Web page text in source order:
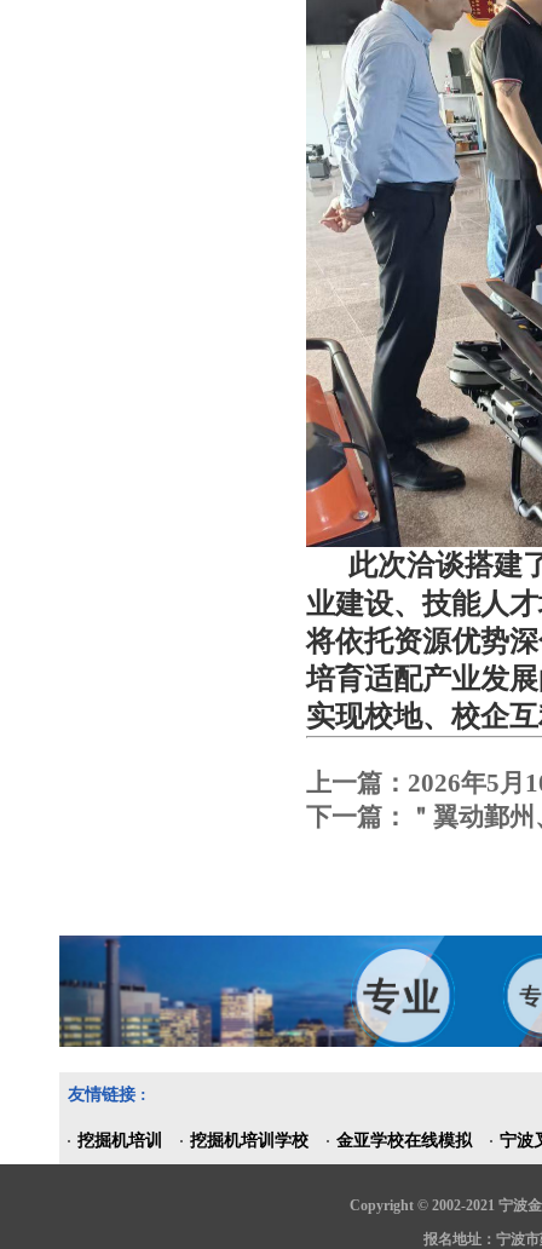
此次洽谈搭建
业建设、技能人
将依托资源优势
培育适配产业发
实现校地、校企
上一篇： 2026年5月
下一篇：
＂翼动鄞
友情链接 :
挖掘机培训 挖掘机培训学校 金亚学校在线模拟 宁波
Copyright © 2002-2021 宁波
报名地址：宁波